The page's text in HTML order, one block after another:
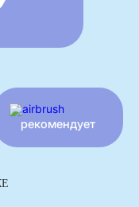
рекомендует